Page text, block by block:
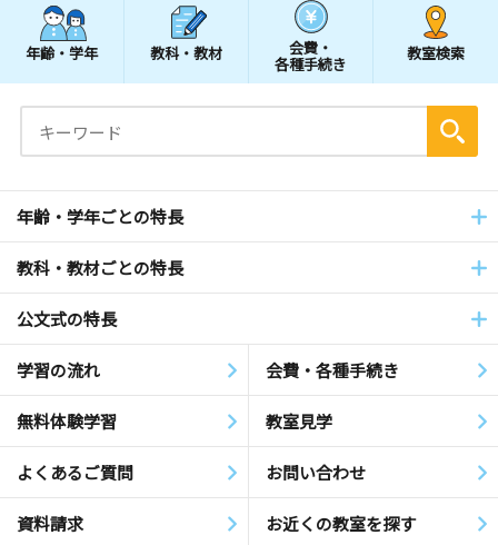
年齢・学年 教科・教材 会費・
各種手続き
教室検索
年齢・学年ごとの特長
教科・教材ごとの特長
公文式の特長
学習の流れ 会費・各種手続き
無料体験学習 教室見学
よくあるご質問 お問い合わせ
資料請求 お近くの教室を探す